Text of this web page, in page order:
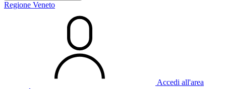
Regione Veneto
Accedi all'area